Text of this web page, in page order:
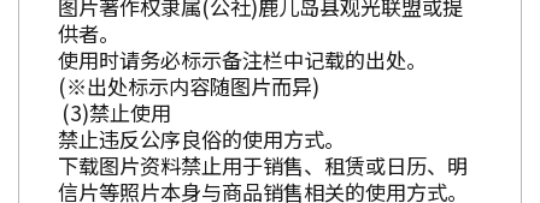
图片著作权隶属(公社)鹿儿岛县观光联盟或提
供者。
使用时请务必标示备注栏中记载的出处。
(※出处标示内容随图片而异)
禁止使用
禁止违反公序良俗的使用方式。
下载图片资料禁止用于销售、租赁或日历、明
信片等照片本身与商品销售相关的使用方式。